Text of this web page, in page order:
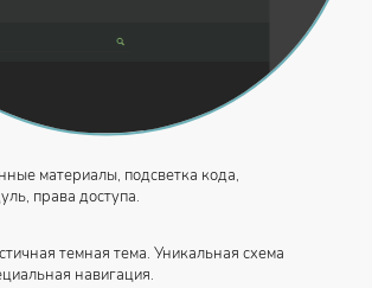
материалы, подсветка кода,
права доступа.
темная тема. Уникальная схема
навигация.